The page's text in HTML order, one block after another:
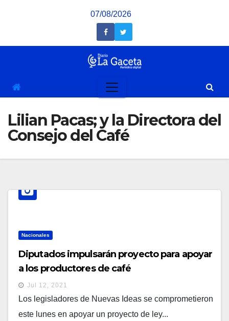
07/08/2026
Lilian Pacas; y la Directora del
Consejo del Café
Nacionales
Diputados impulsarán proyecto para apoyar
a los productores de café
Jul 12, 2021
Los legisladores de Nuevas Ideas se comprometieron
este lunes en apoyar un proyecto de ley...